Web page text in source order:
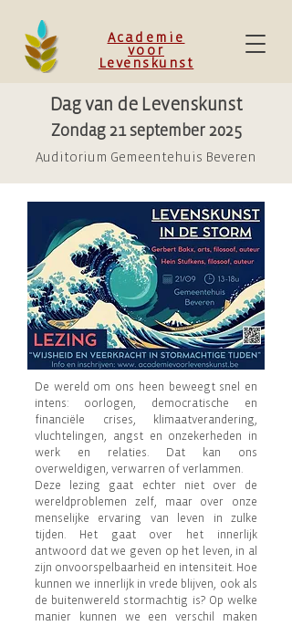
Academie
voor
Levenskunst
Dag van de Levenskunst
Zondag 21 september 2025
Auditorium Gemeentehuis Beveren
De wereld om ons heen beweegt snel en
intens: oorlogen, democratische en
financiële crises, klimaatverandering,
vluchtelingen, angst en onzekerheden in
werk en relaties. Dat kan ons
overweldigen, verwarren of verlammen.
Deze lezing gaat echter niet over de
wereldproblemen zelf, maar over onze
menselijke ervaring van leven in zulke
tijden. Het gaat over het innerlijk
antwoord dat we geven op het leven, in al
zijn onvoorspelbaarheid en intensiteit. Hoe
kunnen we innerlijk in vrede blijven, ook als
de buitenwereld stormachtig is? Op welke
manier kunnen we een verschil maken